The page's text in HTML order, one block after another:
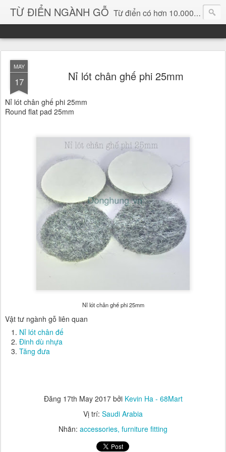
TỪ ĐIỂN NGÀNH GỖ Từ điển có hơn 10.000 từ chuyên ngành gỗ và hình ảnh, video, phần mềm chuyên ngành gỗ. chuyên dùng tìm kiếm, thông tin, vật liệu mới, sản phẩm, ý tưởng, thiết kế, sản xuất, thương mại ngành gỗ...
MAY
17 Nỉ lót chân ghế phi 25mm
Nỉ lót chân ghế phi 25mm
Round flat pad 25mm
Nỉ lót chân ghế phi 25mm
Vật tư ngành gỗ liên quan
Nỉ lót chân đế
Đinh dù nhựa
Tăng đưa
Đăng 17th May 2017bởi Kevin Ha - 68Mart
Vị trí: Saudi Arabia
Nhãn: accessories furniture fitting